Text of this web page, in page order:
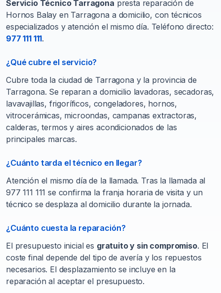
Servicio Técnico Tarragona presta reparación de
Hornos Balay en Tarragona a domicilio, con técnicos
especializados y atención el mismo día. Teléfono directo:
977 111 111.
¿Qué cubre el servicio?
Cubre toda la ciudad de Tarragona y la provincia de
Tarragona. Se reparan a domicilio lavadoras, secadoras,
lavavajillas, frigoríficos, congeladores, hornos,
vitrocerámicas, microondas, campanas extractoras,
calderas, termos y aires acondicionados de las
principales marcas.
¿Cuánto tarda el técnico en llegar?
Atención el mismo día de la llamada. Tras la llamada al
977 111 111 se confirma la franja horaria de visita y un
técnico se desplaza al domicilio durante la jornada.
¿Cuánto cuesta la reparación?
El presupuesto inicial es gratuito y sin compromiso. El
coste final depende del tipo de avería y los repuestos
necesarios. El desplazamiento se incluye en la
reparación al aceptar el presupuesto.